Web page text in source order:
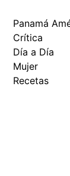
Panamá
Crítica
Día a Día
Mujer
Recetas